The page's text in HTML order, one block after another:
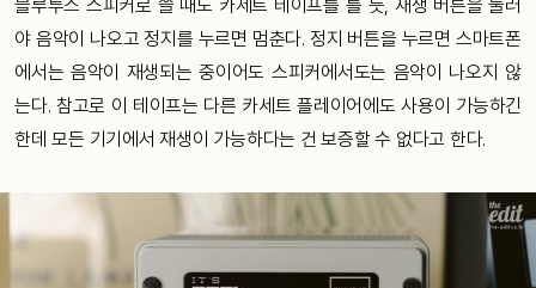
블루투스 스피커로 쓸 때도 카세트 테이프를 틀 듯, 재생 버튼을 눌러
야 음악이 나오고 정지를 누르면 멈춘다. 정지 버튼을 누르면 스마트폰
에서는 음악이 재생되는 중이어도 스피커에서도는 음악이 나오지 않
는다. 참고로 이 테이프는 다른 카세트 플레이어에도 사용이 가능하긴
한데 모든 기기에서 재생이 가능하다는 건 보증할 수 없다고 한다.